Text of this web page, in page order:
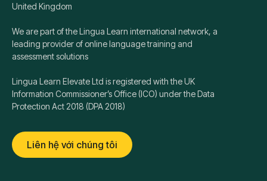
United Kingdom
We are part of the Lingua Learn international network, a
leading provider of online language training and
assessment solutions
Lingua Learn Elevate Ltd is registered with the UK
Information Commissioner’s Office (ICO) under the Data
Protection Act 2018 (DPA 2018)
Liên hệ với chúng tôi